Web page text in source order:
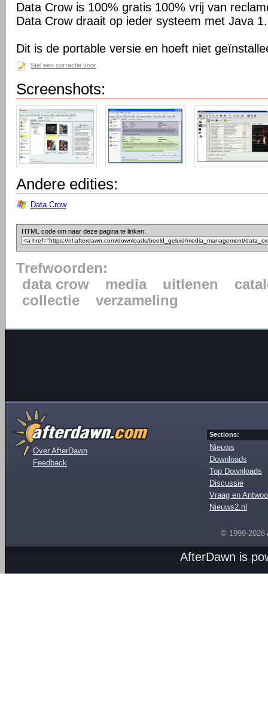
Data Crow is 100% gratis 100% vrij van
Data Crow draait op ieder systeem met Java
Dit is de portable versie en hoeft niet
Stel een correctie voor
Screenshots:
Andere edities:
Data Crow
HTML code om naar deze pagina te linken:
Trefwoorden:
data crow
media uitlenen
collectie
verzameling
Over AfterDawn
Feedback
Sections:
Nieuws
Downloads
Top Downloads
Discussie
Vraag en
Nieuws2.nl
© 1999-2026
AfterDawn is